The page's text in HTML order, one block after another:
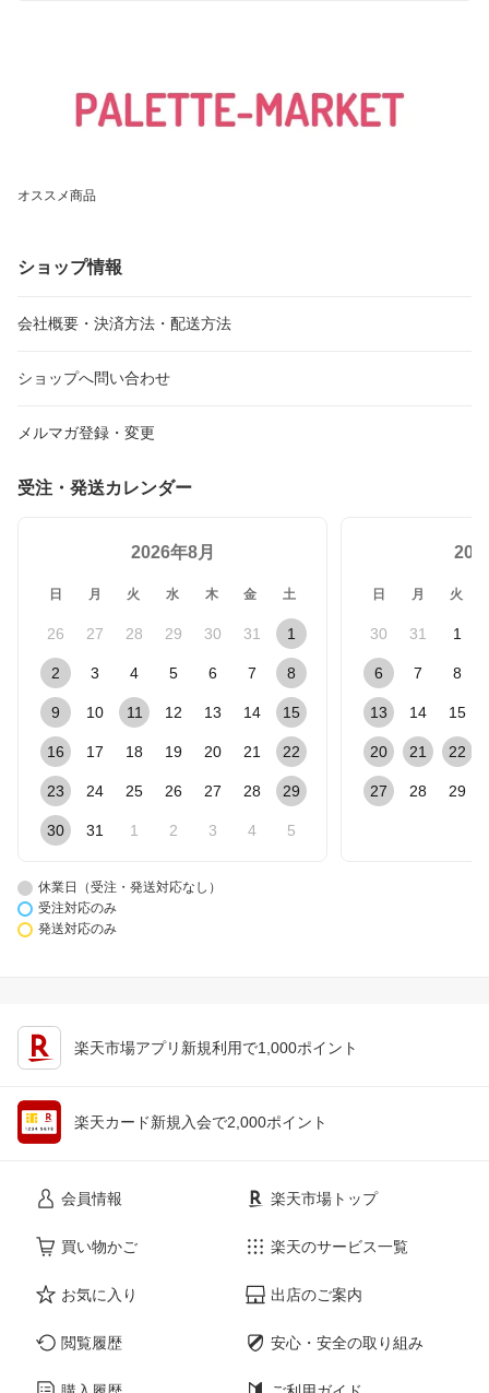
オススメ商品
ショップ情報
会社概要・決済方法・配送方法
ショップへ問い合わせ
メルマガ登録・変更
受注・発送カレンダー
2026年8月
日 月 火 水 木 金 土
26 27 28 29 30 31 1
2 3 4 5 6 7 8
9 10 11 12 13 14 15
16 17 18 19 20 21 22
23 24 25 26 27 28 29
30 31 1 2 3 4 5
日 月 火
30 31 1
6 7 8
13 14 15
20 21 22
27 28 29
休業日（受注・発送対応なし）
受注対応のみ
発送対応のみ
楽天市場アプリ新規利用で1,000ポイント
楽天カード新規入会で2,000ポイント
会員情報
買い物かご
お気に入り
閲覧履歴
楽天市場トップ
楽天のサービス一覧
出店のご案内
安心・安全の取り組み